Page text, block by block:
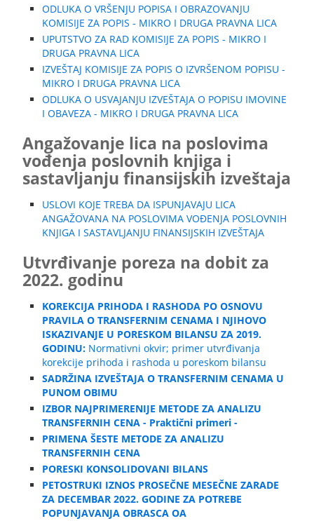
ODLUKA O VRŠENJU POPISA I OBRAZOVANJU
KOMISIJE ZA POPIS - MIKRO I DRUGA PRAVNA LICA
UPUTSTVO ZA RAD KOMISIJE ZA POPIS - MIKRO I
DRUGA PRAVNA LICA
IZVEŠTAJ KOMISIJE ZA POPIS O IZVRŠENOM POPISU -
MIKRO I DRUGA PRAVNA LICA
ODLUKA O USVAJANJU IZVEŠTAJA O POPISU IMOVINE
I OBAVEZA - MIKRO I DRUGA PRAVNA LICA
Angažovanje lica na poslovima
vođenja poslovnih knjiga i
sastavljanju finansijskih izveštaja
USLOVI KOJE TREBA DA ISPUNJAVAJU LICA
ANGAŽOVANA NA POSLOVIMA VOĐENJA POSLOVNIH
KNJIGA I SASTAVLJANJU FINANSIJSKIH IZVEŠTAJA
Utvrđivanje poreza na dobit za
2022. godinu
KOREKCIJA PRIHODA I RASHODA PO OSNOVU
PRAVILA O TRANSFERNIM CENAMA I NJIHOVO
ISKAZIVANJE U PORESKOM BILANSU ZA 2019.
GODINU: Normativni okvir; primer utvrđivanja
korekcije prihoda i rashoda u poreskom bilansu
SADRŽINA IZVEŠTAJA O TRANSFERNIM CENAMA U
PUNOM OBIMU
IZBOR NAJPRIMERENIJE METODE ZA ANALIZU
TRANSFERNIH CENA - Praktični primeri -
PRIMENA ŠESTE METODE ZA ANALIZU
TRANSFERNIH CENA
PORESKI KONSOLIDOVANI BILANS
PETOSTRUKI IZNOS PROSEČNE MESEČNE ZARADE
ZA DECEMBAR 2022. GODINE ZA POTREBE
POPUNJAVANJA OBRASCA OA